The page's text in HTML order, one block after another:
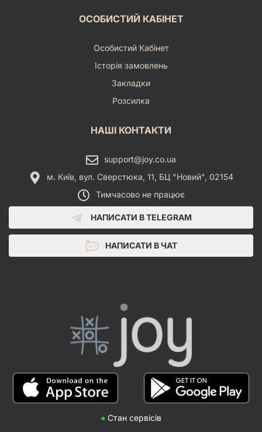
ОСОБИСТИЙ КАБІНЕТ
Особистий Кабінет
Історія замовлень
Закладки
Розсилка
НАШІ КОНТАКТИ
support@joy.co.ua
м. Київ, вул. Сверстюка, 11, БЦ "Новий", 02154
Тимчасово не працює
НАПИСАТИ В TELEGRAM
НАПИСАТИ В ЧАТ
● Стан сервісів